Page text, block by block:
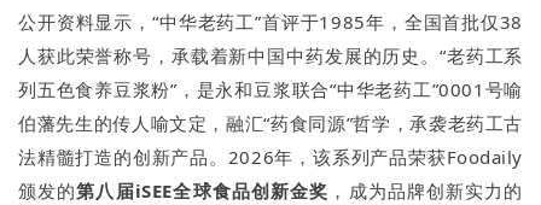
公开资料显示，“中华老药工”首评于1985年，全国首批仅38
人获此荣誉称号，承载着新中国中药发展的历史。“老药工系
列五色食养豆浆粉”，是永和豆浆联合“中华老药工”0001号喻
伯藩先生的传人喻文定，融汇“药食同源”哲学，承袭老药工古
法精髓打造的创新产品。2026年，该系列产品荣获Foodaily
颁发的第八届iSEE全球食品创新金奖 ，成为品牌创新实力的